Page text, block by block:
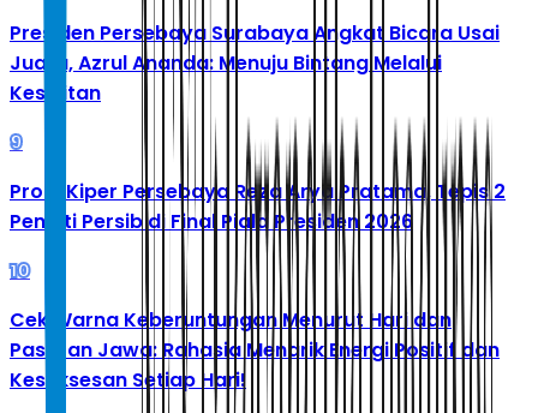
Presiden Persebaya Surabaya Angkat Bicara Usai
Juara, Azrul Ananda: Menuju Bintang Melalui
Kesulitan
9
Profil Kiper Persebaya Reza Arya Pratama, Tepis 2
Penalti Persib di Final Piala Presiden 2026
10
Cek Warna Keberuntungan Menurut Hari dan
Pasaran Jawa: Rahasia Menarik Energi Positif dan
Kesuksesan Setiap Hari!